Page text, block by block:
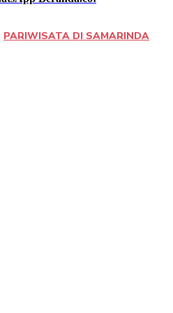
PARIWISATA DI SAMARINDA